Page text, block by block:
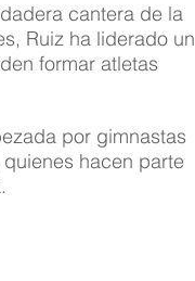
cantera de la
Ruiz ha liderado un
formar atletas
por gimnastas
quienes hacen parte